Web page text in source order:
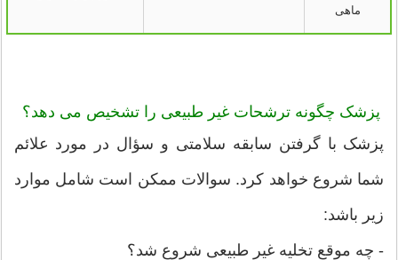
ماهی
پزشک چگونه ترشحات غیر طبیعی را تشخیص می دهد؟
پزشک با گرفتن سابقه سلامتی و سؤال در مورد علائم
شما شروع خواهد کرد. سوالات ممکن است شامل موارد
زیر باشد:
- چه موقع تخلیه غیر طبیعی شروع شد؟